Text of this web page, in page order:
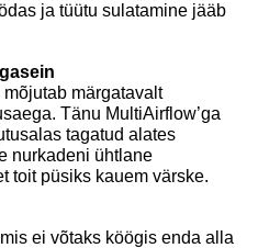
ja tüütu sulatamine jääb
märgatavalt
Tänu MultiAirflow’ga
tagatud alates
nurkadeni ühtlane
toit püsiks kauem värske.
ei võtaks köögis enda alla